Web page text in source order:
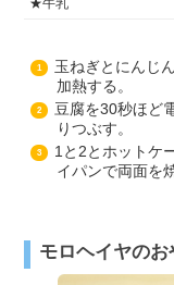
★牛乳
1
玉ねぎとにんじ
加熱する。
2
豆腐を30秒ほど
りつぶす。
3
1と2とホットケ
イパンで両面を
モロヘイヤのお